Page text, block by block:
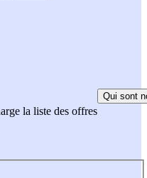
la liste des offres
Qui sont